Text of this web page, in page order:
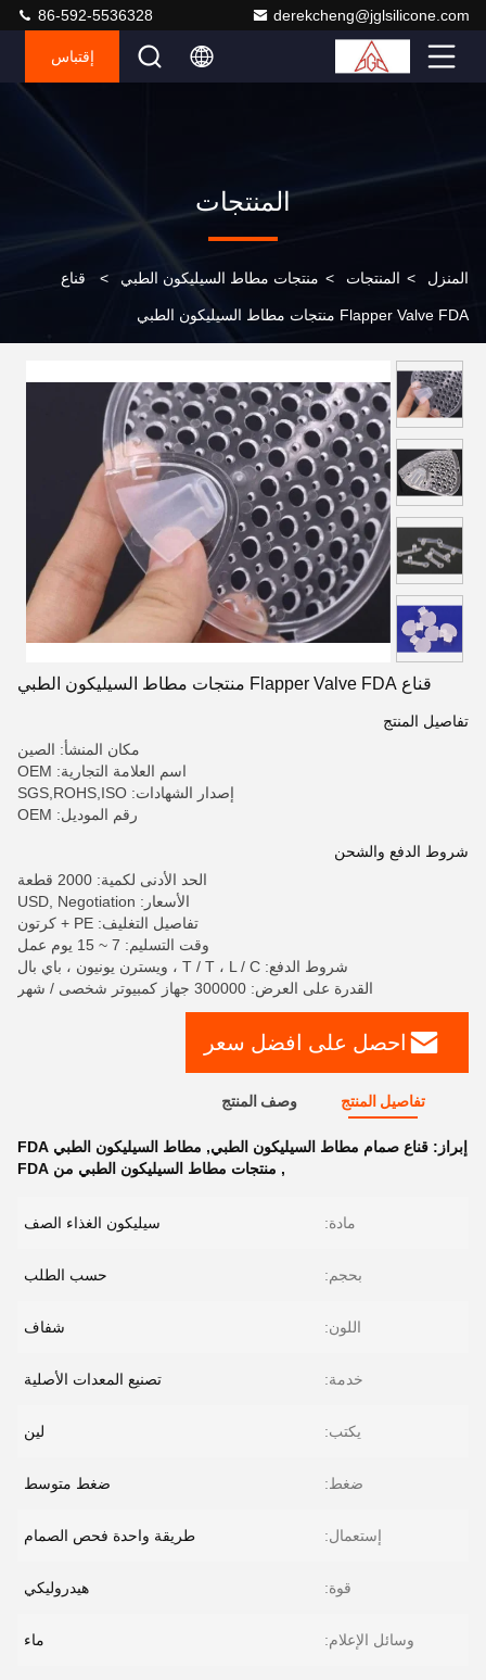
derekcheng@jglsilicone.com
86-592-5536328
إقتباس
المنتجات
المنزل > المنتجات > منتجات مطاط السيليكون الطبي > قناع
Flapper Valve FDA منتجات مطاط السيليكون الطبي
قناع Flapper Valve FDA منتجات مطاط السيليكون الطبي
تفاصيل المنتج
مكان المنشأ: الصين
اسم العلامة التجارية: OEM
إصدار الشهادات: SGS,ROHS,ISO
رقم الموديل: OEM
شروط الدفع والشحن
الحد الأدنى لكمية: 2000 قطعة
الأسعار: USD, Negotiation
تفاصيل التغليف: PE + كرتون
وقت التسليم: 7 ~ 15 يوم عمل
شروط الدفع: T / T ، L / C ، ويسترن يونيون ، باي بال
القدرة على العرض: 300000 جهاز كمبيوتر شخصى / شهر
احصل على افضل سعر
تفاصيل المنتج وصف المنتج
إبراز: قناع صمام مطاط السيليكون الطبي, مطاط السيليكون الطبي FDA
, منتجات مطاط السيليكون الطبي من FDA
مادة: سيليكون الغذاء الصف
بحجم: حسب الطلب
اللون: شفاف
خدمة: تصنيع المعدات الأصلية
يكتب: لين
ضغط: ضغط متوسط
إستعمال: طريقة واحدة فحص الصمام
قوة: هيدروليكي
وسائل الإعلام: ماء